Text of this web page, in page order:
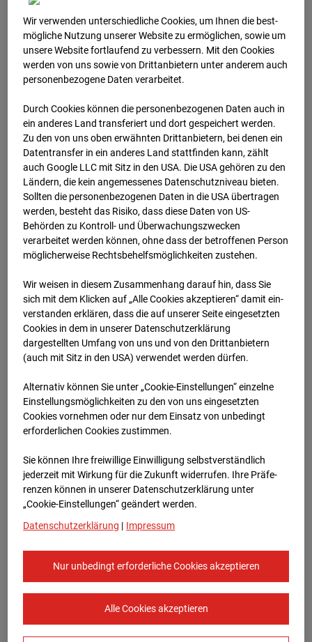
04.04.2025
Wir verwenden unterschiedliche Cookies, um Ihnen die best­
mögliche Nutzung unserer Website zu ermöglichen, sowie um
unsere Website fortlaufend zu verbessern. Mit den Cookies
werden von uns sowie von Drittanbietern unter anderem auch
personenbezogene Daten verarbeitet.
Durch Cookies können die personenbezogenen Daten auch in
ein anderes Land transferiert und dort gespeichert werden.
Zu den von uns oben erwähnten Drittanbietern, bei denen ein
Datentransfer in ein anderes Land stattfinden kann, zählt
auch Google LLC mit Sitz in den USA. Die USA gehören zu den
Ländern, die kein angemessenes Datenschutzniveau bieten.
Sollten die personenbezogenen Daten in die USA übertragen
werden, besteht das Risiko, dass diese Daten von US-
Behörden zu Kontroll- und Überwachungszwecken
verarbeitet werden können, ohne dass der betroffenen Person
möglicherweise Rechtsbehelfsmöglichkeiten zustehen.
Wir weisen in diesem Zusammenhang darauf hin, dass Sie
sich mit dem Klicken auf „Alle Cookies akzeptieren“ damit ein­
ver­standen erklären, dass die auf unserer Seite eingesetzten
Cookies in dem in unserer Datenschutzerklärung
dargestellten Umfang von uns und von den Drittanbietern
(auch mit Sitz in den USA) verwendet werden dürfen.
Alternativ können Sie unter „Cookie-Einstellungen“ einzelne
Einstellungsmöglichkeiten zu den von uns eingesetzten
Cookies vornehmen oder nur dem Einsatz von unbedingt
erforderlichen Cookies zustimmen.
Sie können Ihre freiwillige Einwilligung selbstverständlich
jederzeit mit Wirkung für die Zukunft widerrufen. Ihre Prä­fe­
renzen können in unserer Datenschutzerklärung unter
„Cookie-Einstellungen“ geändert werden.
Datenschutzerklärung | Impressum
Nur unbedingt erforderliche Cookies akzeptieren
Alle Cookies akzeptieren